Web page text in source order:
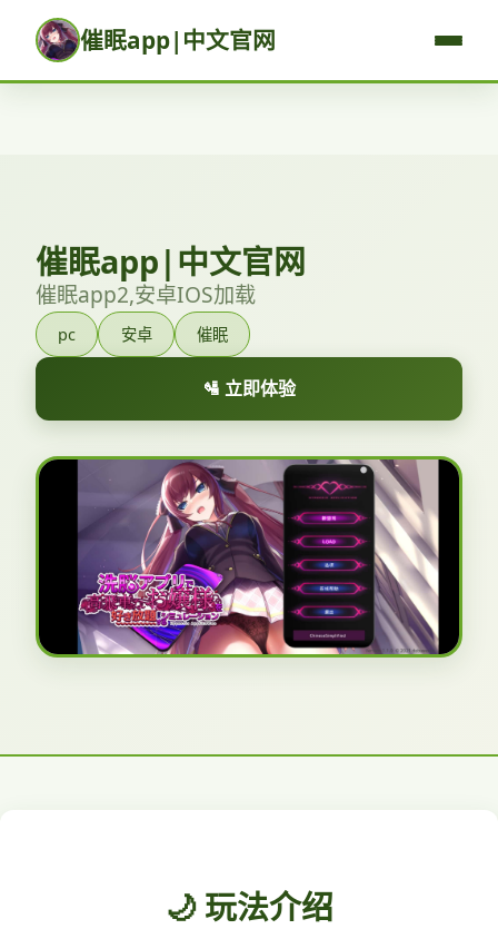
催眠app|中文官网
催眠app|中文官网
催眠app2,安卓IOS加载
pc 安卓 催眠
🛂 立即体验
🌙 玩法介绍